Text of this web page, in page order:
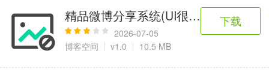
精品微博分享系统(UI很赞)
2026-07-05
博客空间
v1.0 10.5 MB
下载